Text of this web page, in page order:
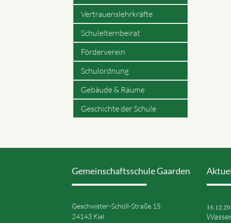
Vertrauenslehrkräfte
Schulelternbeirat
Förderverein
Schulordnung
Gebäude & Räume
Geschichte der Schule
Gemeinschaftsschule Gaarden
Geschwister-Scholl-Straße 15
24143 Kiel